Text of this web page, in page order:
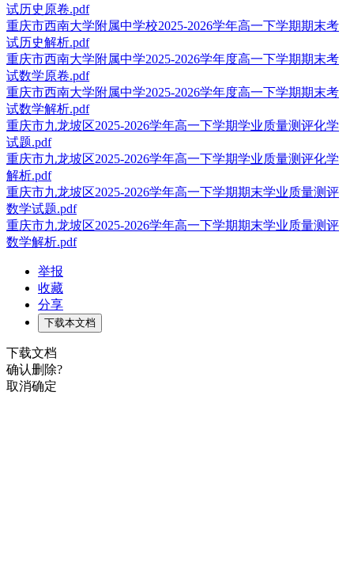
试历史原卷.pdf
重庆市西南大学附属中学校2025-2026学年高一下学期期末考
试历史解析.pdf
重庆市西南大学附属中学2025-2026学年度高一下学期期末考
试数学原卷.pdf
重庆市西南大学附属中学2025-2026学年度高一下学期期末考
试数学解析.pdf
重庆市九龙坡区2025-2026学年高一下学期学业质量测评化学
试题.pdf
重庆市九龙坡区2025-2026学年高一下学期学业质量测评化学
解析.pdf
重庆市九龙坡区2025-2026学年高一下学期期末学业质量测评
数学试题.pdf
重庆市九龙坡区2025-2026学年高一下学期期末学业质量测评
数学解析.pdf
举报
收藏
分享
下载本文档
下载文档
确认删除?
取消确定